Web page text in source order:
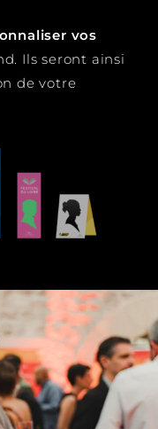
vos
Ils seront ainsi
de votre